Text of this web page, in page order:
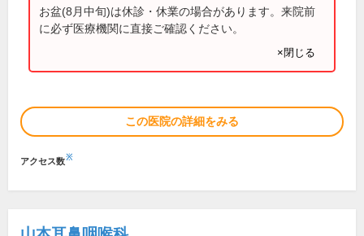
お盆(8月中旬)は休診・休業の場合があります。来院前
に必ず医療機関に直接ご確認ください。
×閉じる
この医院の詳細をみる
アクセス数※